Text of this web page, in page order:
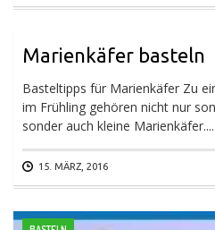
Marienkäfer basteln
Basteltipps für Marienkäfer Zu
im Frühling gehören nicht nur
sonder auch kleine Marienkäfer....
15. MÄRZ, 2016